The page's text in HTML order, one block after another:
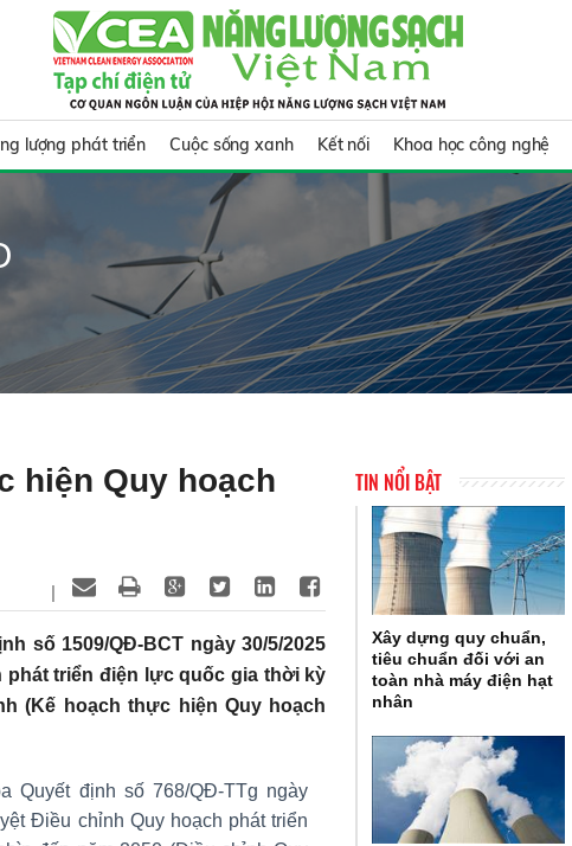
lượng phát triển Cuộc sống xanh Kết nối Khoa học công nghệ
hiện Quy hoạch
|
số 1509/QĐ-BCT ngày 30/5/2025
triển điện lực quốc gia thời kỳ
(Kế hoạch thực hiện Quy hoạch
Quyết định số 768/QĐ-TTg ngày
Điều chỉnh Quy hoạch phát triển
TIN NỔI BẬT
Xây dựng quy chuẩn,
tiêu chuẩn đối với an
toàn nhà máy điện hạt
nhân